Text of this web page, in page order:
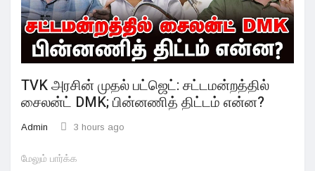
TVK அரசின் முதல் பட்ஜெட்: சட்டமன்றத்தில்
சைலன்ட் DMK; பின்னணித் திட்டம் என்ன?
Admin 3 hours ago
மேலும் பார்க்க